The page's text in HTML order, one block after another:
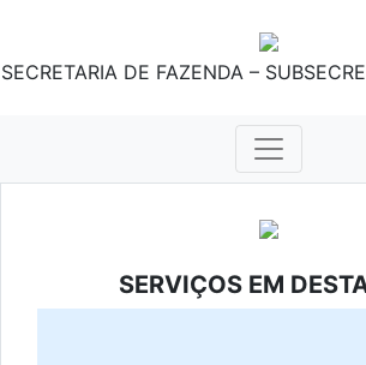
SECRETARIA DE FAZENDA –
SERVIÇOS EM